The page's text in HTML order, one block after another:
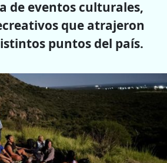
de eventos culturales,
que atrajeron
puntos del país.